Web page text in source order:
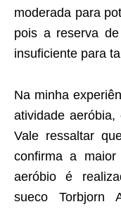
moderada para
pois a reserva
insuficiente para
Na minha
atividade aeróbia,
Vale ressaltar
confirma a
aeróbio é
sueco Torbjorn